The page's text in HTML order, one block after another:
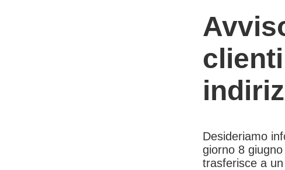
Desideriamo
giorno 8
trasferisce a